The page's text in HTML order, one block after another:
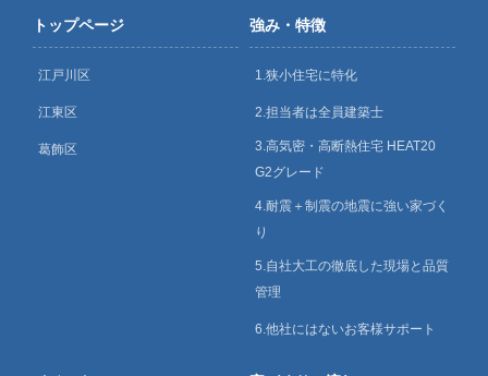
トップページ
江戸川区
江東区
葛飾区
強み・特徴
1.狭小住宅に特化
2.担当者は全員建築士
3.高気密・高断熱住宅 HEAT20
G2グレード
4.耐震＋制震の地震に強い家づく
り
5.自社大工の徹底した現場と品質
管理
6.他社にはないお客様サポート